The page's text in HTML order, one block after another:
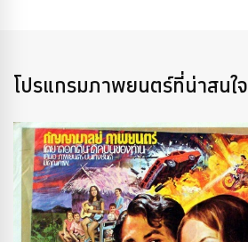
โปรแกรมภาพยนตร์ที่น่าสนใจ